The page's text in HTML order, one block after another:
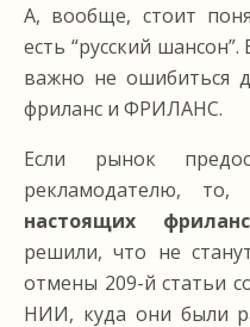
А, вообще, стоит
есть “русский
важно не ошибиться
фриланс и ФРИЛАНС.
Если рынок
рекламодателю, то,
настоящих
решили, что не
отмены 209-й статьи
НИИ, куда они были